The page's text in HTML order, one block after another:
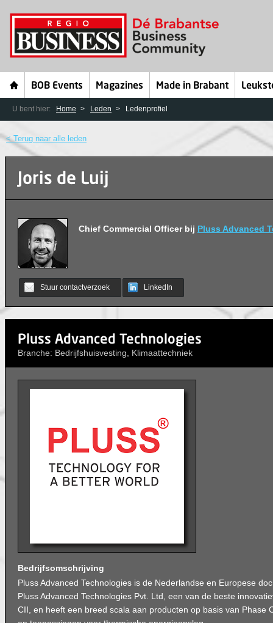
BOB Events Magazines Made in Brabant
U bent hier: Home Leden Ledenprofiel
< Terug naar alle leden
Joris de Luij
Chief Commercial Officer bij Pluss Advanced
Stuur contactverzoek LinkedIn
Pluss Advanced Technologies
Branche: Bedrijfshuisvesting, Klimaattechniek
Bedrijfsomschrijving
Pluss Advanced Technologies is de Nederlandse en Europese
Pluss Advanced Technologies Pvt. Ltd, een van de beste
CII, en heeft een breed scala aan producten op basis van Phase